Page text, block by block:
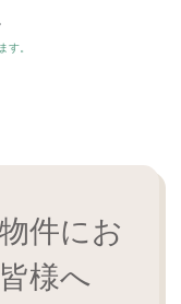
す。
件にお
様へ